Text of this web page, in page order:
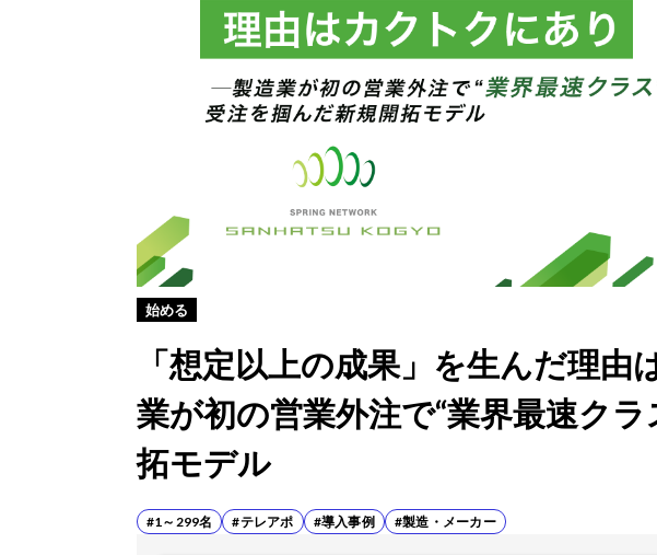
始める
「想定以上の成果」を生んだ理
業が初の営業外注で“業界最速ク
拓モデル
#1～299名 #テレアポ #導入事例 #製造・メーカー